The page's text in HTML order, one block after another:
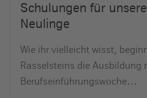
Schulungen für
Neulinge
Wie ihr vielleicht wisst,
Rasselsteins die Ausbildung
Berufseinführungswoche…